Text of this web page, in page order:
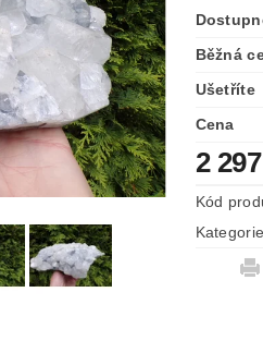
Běžná
Ušetříte
Cena
2
Kód
Kategorie